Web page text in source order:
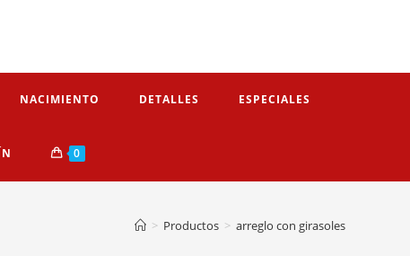
NACIMIENTO DETALLES ESPECIALES
0
> Productos > arreglo con girasoles